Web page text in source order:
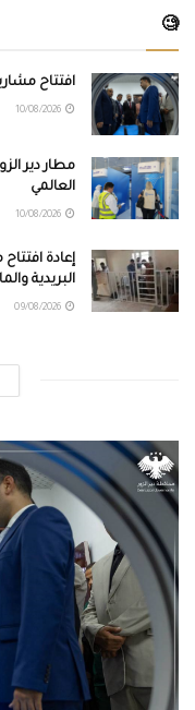
🧐
افتتاح
مطار دير
العالمي
إعادة
البريدية